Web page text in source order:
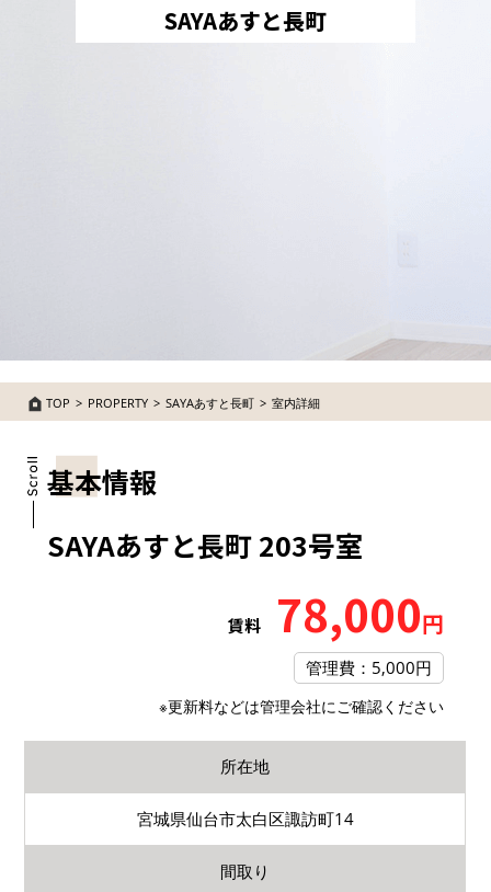
SAYAあすと長町
TOP PROPERTY SAYAあすと長町 室内詳細
基本情報
SAYAあすと長町 203号室
賃料 78,000円
管理費：5,000円
※更新料などは管理会社にご確認ください
所在地
宮城県仙台市太白区諏訪町14
間取り